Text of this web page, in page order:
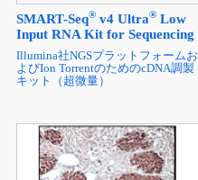
SMART-Seq®v4 Ultra®Low
Input RNA Kit for Sequencing
Illumina社NGSプラットフォームお
よびIon TorrentのためのcDNA調製
キット（超微量）